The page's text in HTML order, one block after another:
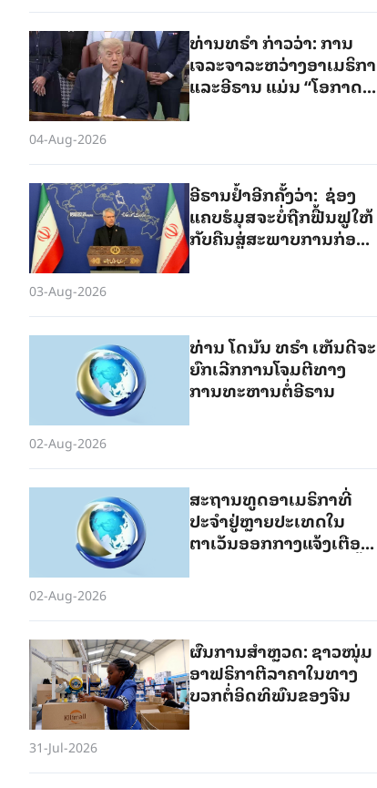
ທ່ານທຣຳ ກ່າວວ່າ: ການ
ເຈລະຈາລະຫວ່າງອາເມຣິກາ
ແລະອີຣານ ແມ່ນ “ໂອກາດ
04-Aug-2026
ອີຣານ​ຢ້ຳ​ອີກ​ຄັ້ງວ່າ: ຊ່ອງ
ແຄບຮໍມຸສຈະບໍ່ຖືກ​ຟື້ນ​ຟູ​ໃຫ້
ກັບຄືນສູ່ສະພາບ​ການກ່ອນ
03-Aug-2026
ທ່ານ ໂດ​ນັນ ທ​ຣຳ ເຫັນ​ດີ​ຈະ​
ຍົກ​ເລີກ​ການ​ໂຈມ​ຕີ​ທາງ​
ການ​ທະ​ຫານ​ຕໍ່​ອີ​ຣານ
02-Aug-2026
ສະຖານທູດອາເມຣິກາທີ່
ປະຈຳຢູ່ຫຼາຍປະເທດໃນ
ຕາເວັນອອກກາງແຈ້ງເຕືອນ
02-Aug-2026
ຜົນ​ການ​ສຳ​ຫຼວດ: ຊາວ​ໜຸ່ມ​
ອາ​ຟ​ຣິ​ກາ​ຕີ​ລາ​ຄາ​ໃນ​ທາງ
ບວກ​​ຕໍ່ອິດ​ທິ​ພົນຂອງ​ຈີນ
31-Jul-2026